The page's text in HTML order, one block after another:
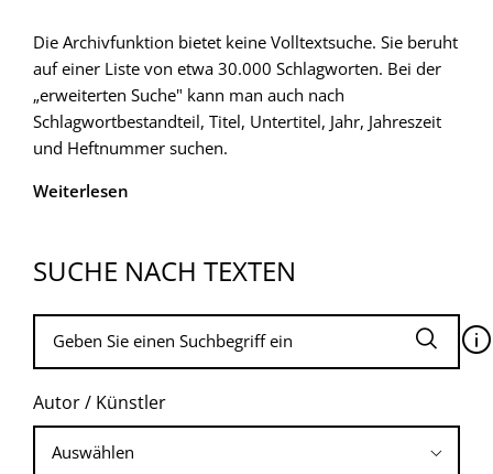
Die Archivfunktion bietet keine Volltextsuche. Sie beruht
auf einer Liste von etwa 30.000 Schlagworten. Bei der
„erweiterten Suche" kann man auch nach
Schlagwortbestandteil, Titel, Untertitel, Jahr, Jahreszeit
und Heftnummer suchen.
Weiterlesen
SUCHE NACH TEXTEN
🛈
Autor / Künstler